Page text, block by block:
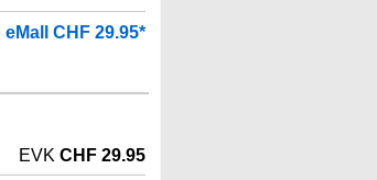
eMall CHF 29.95*
EVK CHF 29.95